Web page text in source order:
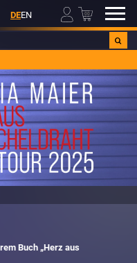
DEEN 00
Buch „Herz aus